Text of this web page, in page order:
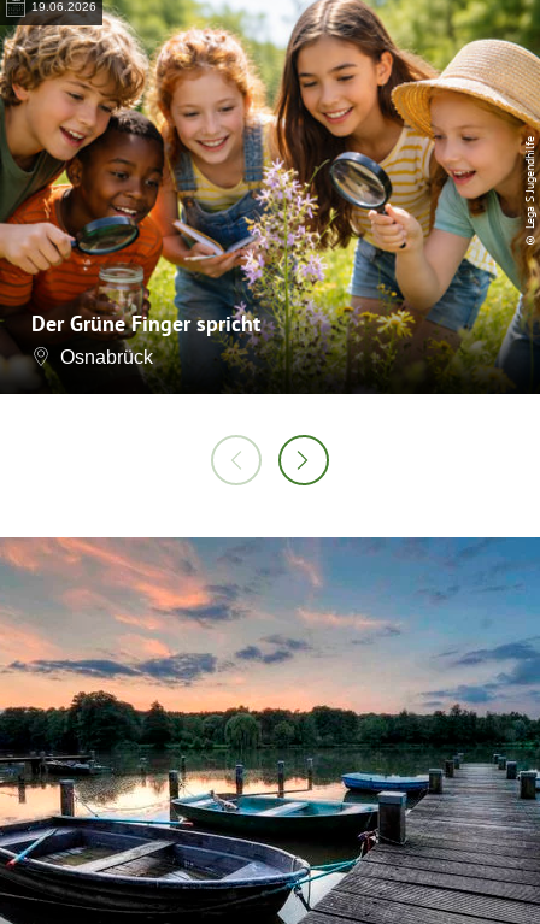
19.06.2026
Der Grüne Finger spricht
Osnabrück
© Lega S Jugendhilfe